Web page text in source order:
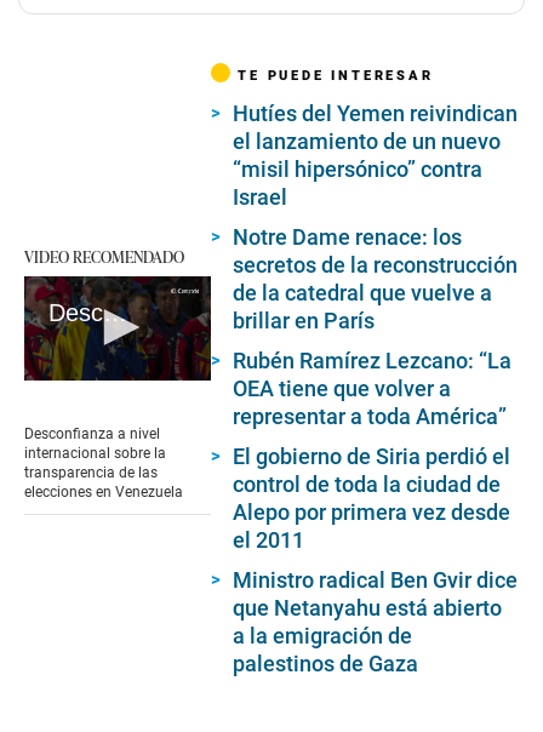
VIDEO RECOMENDADO
Desconfianza a nivel internacional sobre la transparencia de las elecciones en Venezuela
of
2
minutes,
27
Desconfianza a nivel
internacional sobre la
transparencia de las
elecciones en Venezuela
TE PUEDE INTERESAR
Hutíes del Yemen reivindican
el lanzamiento de un nuevo
“misil hipersónico” contra
Israel
Notre Dame renace: los
secretos de la reconstrucción
de la catedral que vuelve a
brillar en París
Rubén Ramírez Lezcano: “La
OEA tiene que volver a
representar a toda América”
El gobierno de Siria perdió el
control de toda la ciudad de
Alepo por primera vez desde
el 2011
Ministro radical Ben Gvir dice
que Netanyahu está abierto
a la emigración de
palestinos de Gaza